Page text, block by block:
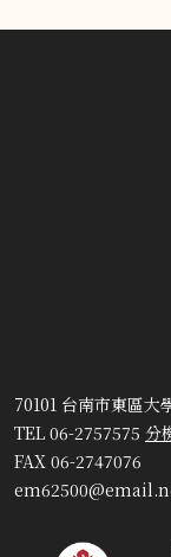
70101 台南市東區大
TEL 06-2757575 分
FAX 06-2747076